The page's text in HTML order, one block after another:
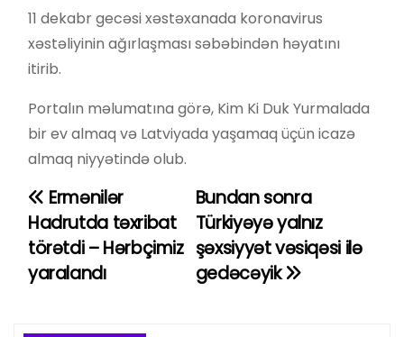
11 dekabr gecəsi xəstəxanada koronavirus
xəstəliyinin ağırlaşması səbəbindən həyatını
itirib.
Portalın məlumatına görə, Kim Ki Duk Yurmalada
bir ev almaq və Latviyada yaşamaq üçün icazə
almaq niyyətində olub.
Y
a
z
Bundan sonra
Türkiyəyə yalnız
şəxsiyyət vəsiqəsi ilə
gedəcəyik
Ermənilər
Hadrutda təxribat
törətdi – Hərbçimiz
yaralandı